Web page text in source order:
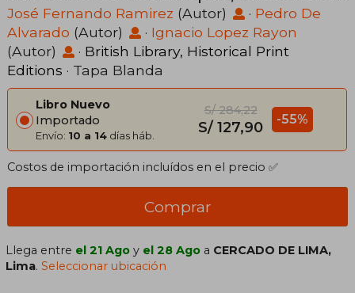
los antiguos codices mexicanos, y
notas y notici
José Fernando Ramirez (Autor) · Pedro De
Alvarado (Autor) · Ignacio Lopez Rayon
(Autor)
· British Library, Historical Print
Editions · Tapa Blanda
Libro Nuevo
Importado
Envío: 10 a 14 días háb.
S/ 284,22
S/ 127,90 -55%
Costos de importación incluídos en el precio ✅
Comprar
Llega entre el 21 Ago y el 28 Ago a CERCADO DE LIMA,
Lima.Seleccionar ubicación